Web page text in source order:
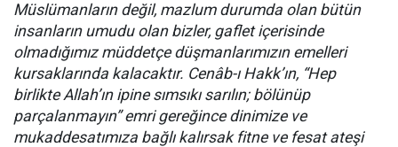
Müslümanların değil, mazlum durumda olan bütün
insanların umudu olan bizler, gaflet içerisinde
olmadığımız müddetçe düşmanlarımızın emelleri
kursaklarında kalacaktır. Cenâb-ı Hakk’ın, “Hep
birlikte Allah’ın ipine sımsıkı sarılın; bölünüp
parçalanmayın” emri gereğince dinimize ve
mukaddesatımıza bağlı kalırsak fitne ve fesat ateşi